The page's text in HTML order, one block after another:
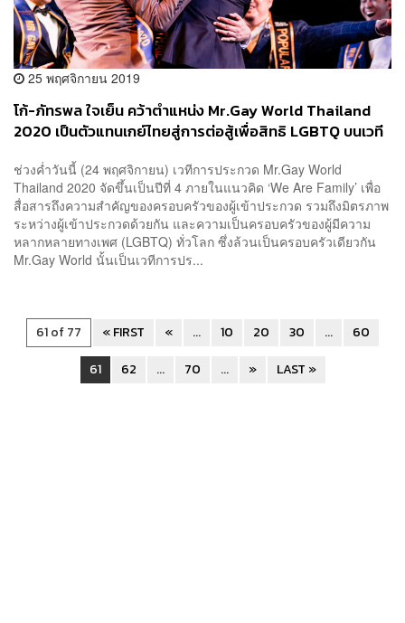
25 พฤศจิกายน 2019
โก้-ภัทรพล ใจเย็น คว้าตำแหน่ง Mr.Gay World Thailand
2020 เป็นตัวแทนเกย์ไทยสู่การต่อสู้เพื่อสิทธิ LGBTQ บนเวที
ช่วงค่ำวันนี้ (24 พฤศจิกายน) เวทีการประกวด Mr.Gay World
Thailand 2020 จัดขึ้นเป็นปีที่ 4 ภายในแนวคิด ‘We Are Family’ เพื่อ
สื่อสารถึงความสำคัญของครอบครัวของผู้เข้าประกวด รวมถึงมิตรภาพ
ระหว่างผู้เข้าประกวดด้วยกัน และความเป็นครอบครัวของผู้มีความ
หลากหลายทางเพศ (LGBTQ) ทั่วโลก ซึ่งล้วนเป็นครอบครัวเดียวกัน
Mr.Gay World นั้นเป็นเวทีการปร...
61 of 77 « FIRST « ... 10 20 30 ...
60
61
62 ... 70 ... » LAST »